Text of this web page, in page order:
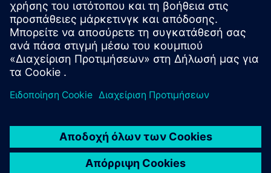
Πρόσθετες πληροφορίες και πόροι
GEPROM | Αρχική Σελίδα